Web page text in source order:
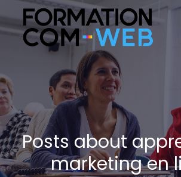
Posts about
marketing en